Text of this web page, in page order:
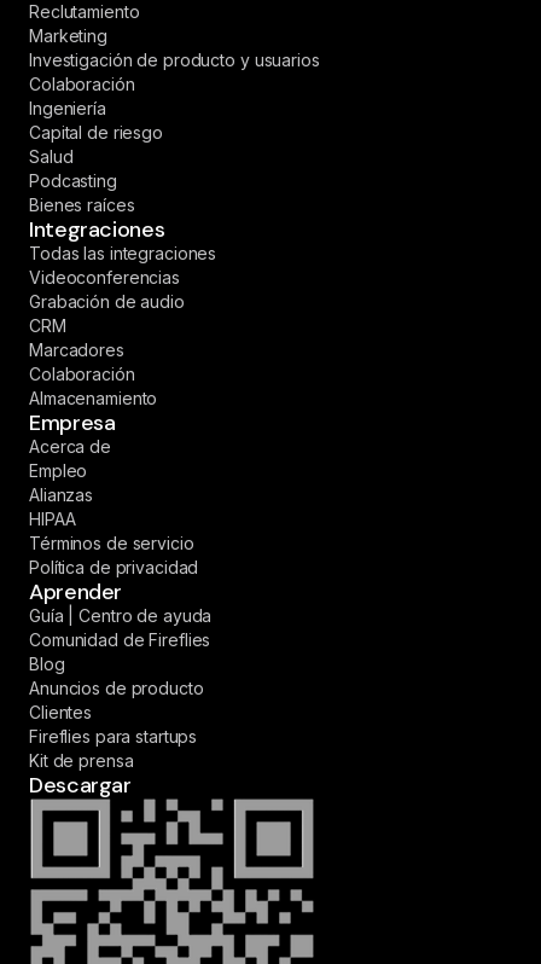
Reclutamiento
Marketing
Investigación de producto y usuarios
Colaboración
Ingeniería
Capital de riesgo
Salud
Podcasting
Bienes raíces
Integraciones
Todas las integraciones
Videoconferencias
Grabación de audio
CRM
Marcadores
Colaboración
Almacenamiento
Empresa
Acerca de
Empleo
Alianzas
HIPAA
Términos de servicio
Política de privacidad
Aprender
Guía | Centro de ayuda
Comunidad de Fireflies
Blog
Anuncios de producto
Clientes
Fireflies para startups
Kit de prensa
Descargar